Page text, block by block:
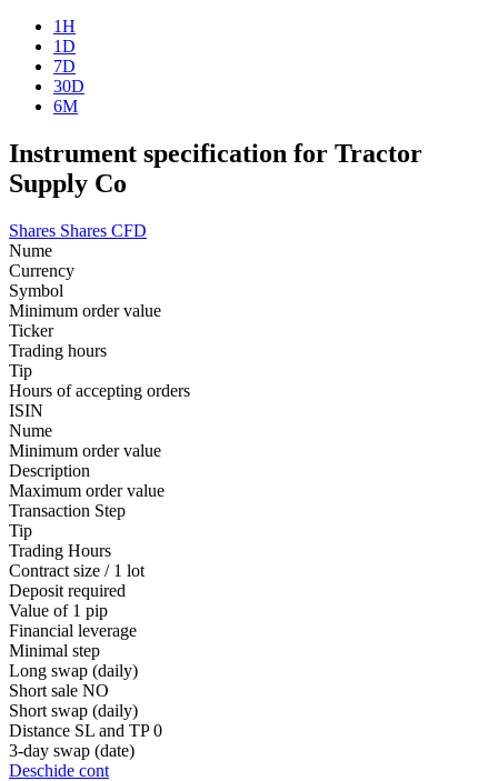
1H
1D
7D
30D
6M
Instrument specification for Tractor
Supply Co
Shares Shares CFD
Nume
Currency
Symbol
Minimum order value
Ticker
Trading hours
Tip
Hours of accepting orders
ISIN
Nume
Minimum order value
Description
Maximum order value
Transaction Step
Tip
Trading Hours
Contract size / 1 lot
Deposit required
Value of 1 pip
Financial leverage
Minimal step
Long swap (daily)
Short sale NO
Short swap (daily)
Distance SL and TP 0
3-day swap (date)
Deschide cont